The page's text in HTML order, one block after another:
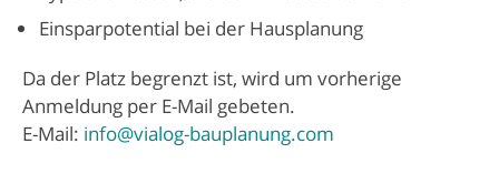
Einsparpotential bei der Hausplanung
Da der Platz begrenzt ist, wird um vorherige
Anmeldung per E-Mail gebeten.
E-Mail: info@vialog-bauplanung.com